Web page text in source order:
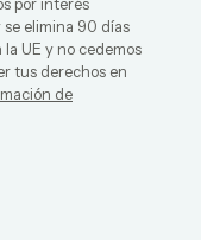
por interés
se elimina 90 días
UE y no cedemos
tus derechos en
de